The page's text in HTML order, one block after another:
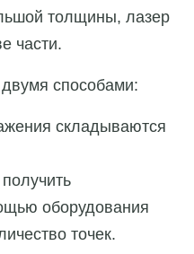
толщины, лазер
части.
способами:
складываются
оборудования
точек.